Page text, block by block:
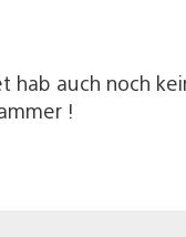
auch noch
!